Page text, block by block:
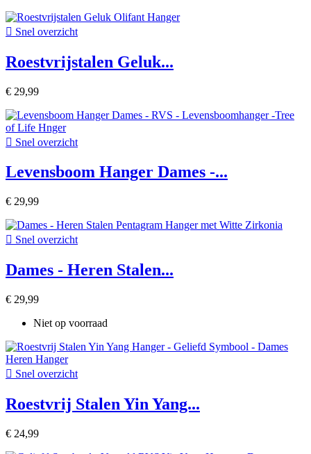
 Snel overzicht
Roestvrijstalen Geluk...
€ 29,99
 Snel overzicht
Levensboom Hanger Dames -...
€ 29,99
 Snel overzicht
Dames - Heren Stalen...
€ 29,99
Niet op voorraad
 Snel overzicht
Roestvrij Stalen Yin Yang...
€ 24,99